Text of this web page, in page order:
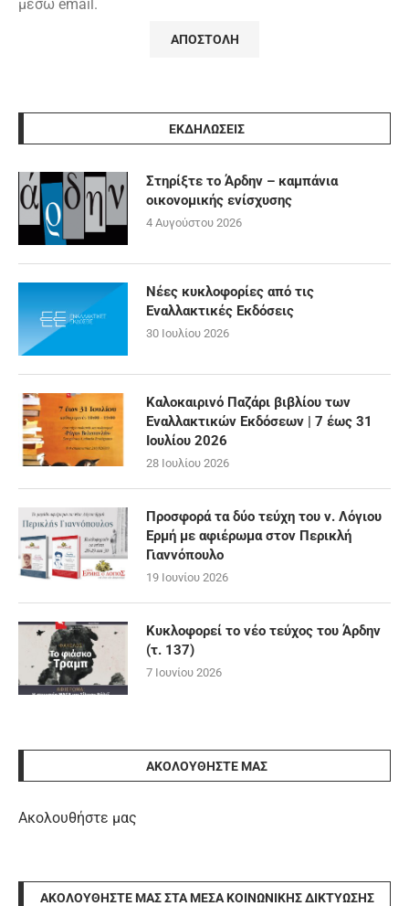
μέσω email.
ΕΚΔΗΛΩΣΕΙΣ
Στηρίξτε το Άρδην – καμπάνια
οικονομικής ενίσχυσης
4 Αυγούστου 2026
Νέες κυκλοφορίες από τις
Εναλλακτικές Εκδόσεις
30 Ιουλίου 2026
Καλοκαιρινό Παζάρι βιβλίου των
Εναλλακτικών Εκδόσεων | 7 έως 31
Ιουλίου 2026
28 Ιουλίου 2026
Προσφορά τα δύο τεύχη του ν. Λόγιου
Ερμή με αφιέρωμα στον Περικλή
Γιαννόπουλο
19 Ιουνίου 2026
Κυκλοφορεί το νέο τεύχος του Άρδην
(τ. 137)
7 Ιουνίου 2026
ΑΚΟΛΟΥΘΉΣΤΕ ΜΑΣ
Ακολουθήστε μας
ΑΚΟΛΟΥΘΉΣΤΕ ΜΑΣ ΣΤΑ ΜΈΣΑ ΚΟΙΝΩΝΙΚΉΣ ΔΙΚΤΎΩΣΗΣ